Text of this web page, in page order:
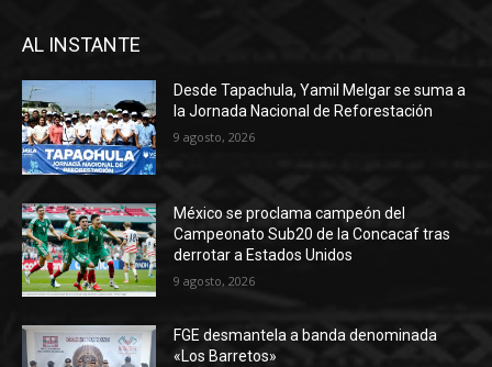
AL INSTANTE
Desde Tapachula, Yamil Melgar se suma a
la Jornada Nacional de Reforestación
9 agosto, 2026
México se proclama campeón del
Campeonato Sub20 de la Concacaf tras
derrotar a Estados Unidos
9 agosto, 2026
FGE desmantela a banda denominada
«Los Barretos»